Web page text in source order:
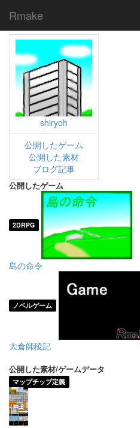
Rmake
shiryoh
公開したゲーム
公開した素材
ブログ記事
公開したゲーム
2DRPG
島の命令
ノベルゲーム
大倉師稜記
公開した素材/ゲームデータ
マップチップ定義